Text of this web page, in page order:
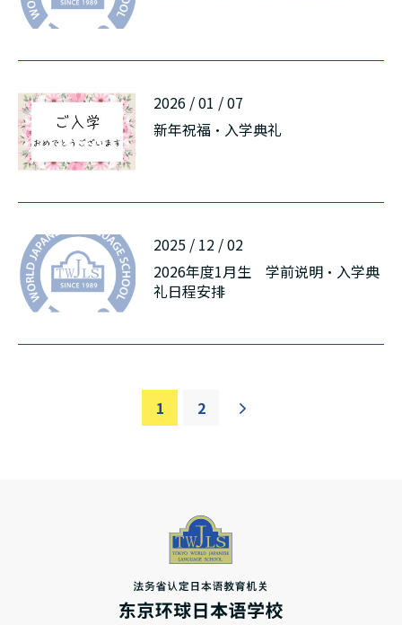
2026 / 01 / 07
新年祝福・入学典礼
2025 / 12 / 02
2026年度1月生 学前说明・入学典
礼日程安排
1 2